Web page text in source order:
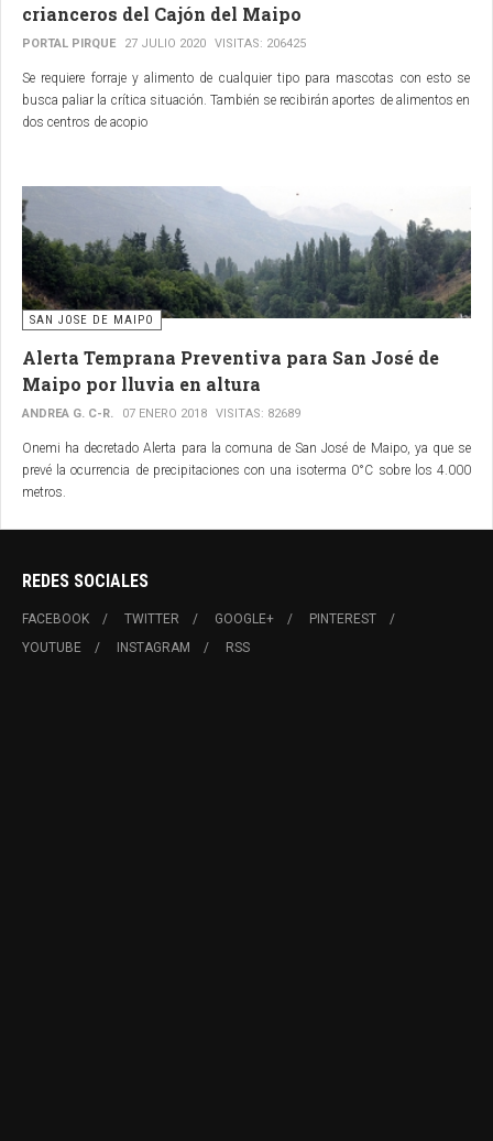
crianceros del Cajón del Maipo
PORTAL PIRQUE 27 JULIO 2020 VISITAS: 206425
Se requiere forraje y alimento de cualquier tipo para mascotas con esto se
busca paliar la crítica situación. También se recibirán aportes de alimentos en
dos centros de acopio
SAN JOSE DE MAIPO
Alerta Temprana Preventiva para San José de
Maipo por lluvia en altura
ANDREA G. C-R. 07 ENERO 2018 VISITAS: 82689
Onemi ha decretado Alerta para la comuna de San José de Maipo, ya que se
prevé la ocurrencia de precipitaciones con una isoterma 0°C sobre los 4.000
metros.
REDES SOCIALES
FACEBOOK TWITTER GOOGLE+
PINTEREST
YOUTUBE
INSTAGRAM RSS